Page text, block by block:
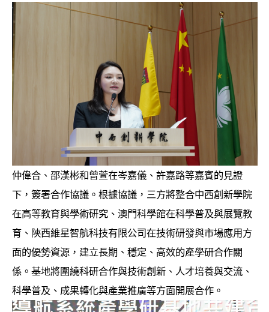
仲偉合、邵漢彬和曾萱在岑嘉儀、許嘉路等嘉賓的見證
下，簽署合作協議。根據協議，三方將整合中西創新學院
在高等教育與學術研究、澳門科學館在科學普及與展覽教
育、陝西維星智航科技有限公司在技術研發與市場應用方
面的優勢資源，建立長期、穩定、高效的產學研合作關
係。基地將圍繞科研合作與技術創新、人才培養與交流、
科學普及、成果轉化與產業推廣等方面開展合作。